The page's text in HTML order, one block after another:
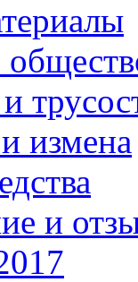
измена
и